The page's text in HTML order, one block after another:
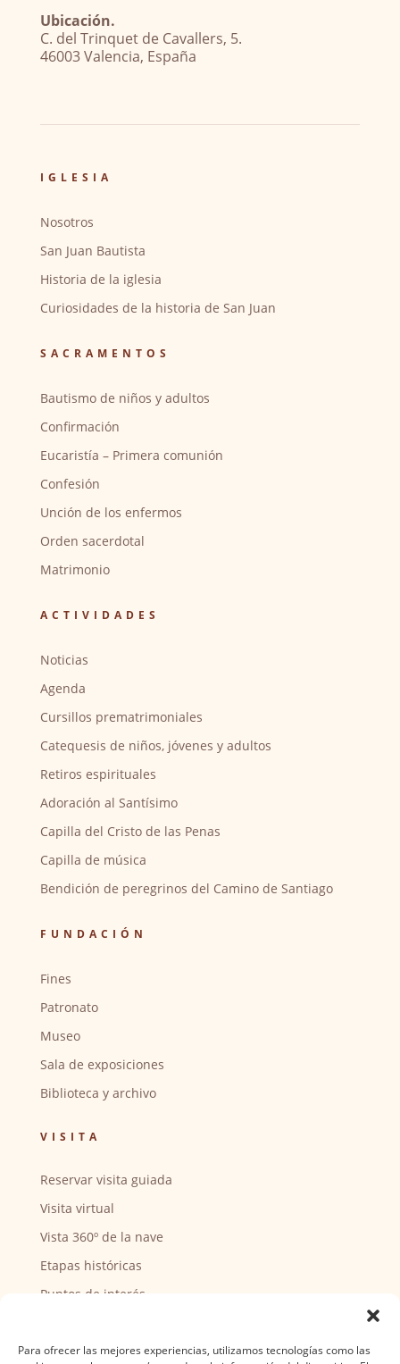
Para ofrecer las mejores experiencias, utilizamos tecnologías como las
Ubicación.
C. del Trinquet de Cavallers, 5.
46003 Valencia, España
IGLESIA
Nosotros
San Juan Bautista
Historia de la iglesia
Curiosidades de la historia de San Juan
SACRAMENTOS
Bautismo de niños y adultos
Confirmación
Eucaristía – Primera comunión
Confesión
Unción de los enfermos
Orden sacerdotal
Matrimonio
ACTIVIDADES
Noticias
Agenda
Cursillos prematrimoniales
Catequesis de niños, jóvenes y adultos
Retiros espirituales
Adoración al Santísimo
Capilla del Cristo de las Penas
Capilla de música
Bendición de peregrinos del Camino de Santiago
FUNDACIÓN
Fines
Patronato
Museo
Sala de exposiciones
Biblioteca y archivo
VISITA
Reservar visita guiada
Visita virtual
Vista 360º de la nave
Etapas históricas
Puntos de interés